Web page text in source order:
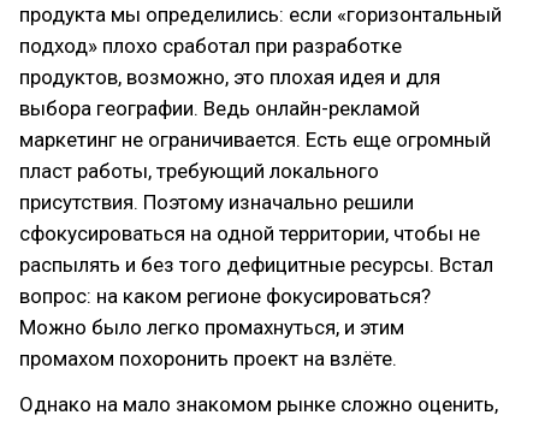
продукта мы определились: если «горизонтальный
подход» плохо сработал при разработке
продуктов, возможно, это плохая идея и для
выбора географии. Ведь онлайн-рекламой
маркетинг не ограничивается. Есть еще огромный
пласт работы, требующий локального
присутствия. Поэтому изначально решили
сфокусироваться на одной территории, чтобы не
распылять и без того дефицитные ресурсы. Встал
вопрос: на каком регионе фокусироваться?
Можно было легко промахнуться, и этим
промахом похоронить проект на взлёте.
Однако на мало знакомом рынке сложно оценить,